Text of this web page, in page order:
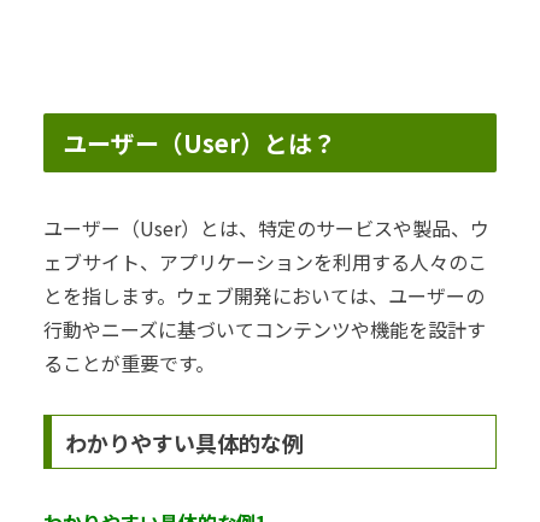
ユーザー（User）とは？
ユーザー（User）とは、特定のサービスや製品、ウ
ェブサイト、アプリケーションを利用する人々のこ
とを指します。ウェブ開発においては、ユーザーの
行動やニーズに基づいてコンテンツや機能を設計す
ることが重要です。
わかりやすい具体的な例